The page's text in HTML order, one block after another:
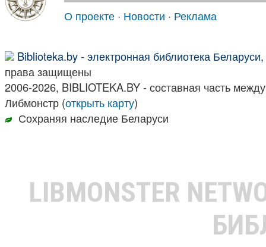
О проекте · Новости · Реклама
Biblioteka.by - электронная библиотека
права защищены
2006-2026, BIBLIOTEKA.BY - составная часть
Либмонстр (открыть карту)
Сохраняя наследие Беларуси
LIBMONSTER